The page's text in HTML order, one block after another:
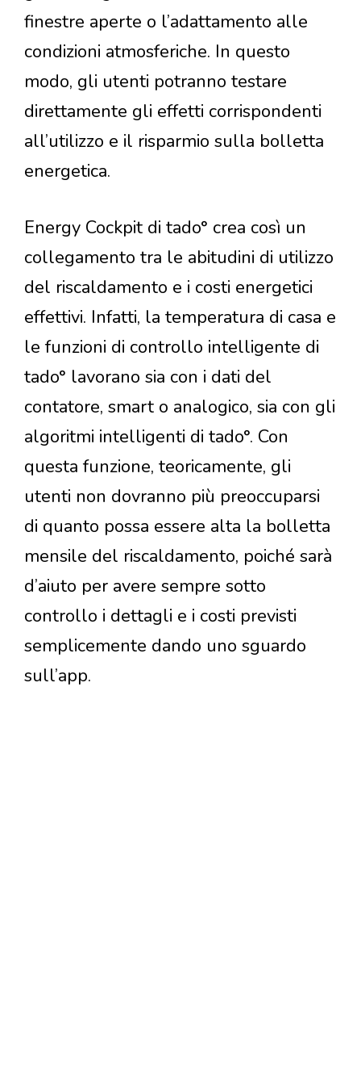
finestre aperte o l’adattamento alle
condizioni atmosferiche. In questo
modo, gli utenti potranno testare
direttamente gli effetti corrispondenti
all’utilizzo e il risparmio sulla bolletta
energetica.
Energy Cockpit di tado° crea così un
collegamento tra le abitudini di utilizzo
del riscaldamento e i costi energetici
effettivi. Infatti, la temperatura di casa e
le funzioni di controllo intelligente di
tado° lavorano sia con i dati del
contatore, smart o analogico, sia con gli
algoritmi intelligenti di tado°. Con
questa funzione, teoricamente, gli
utenti non dovranno più preoccuparsi
di quanto possa essere alta la bolletta
mensile del riscaldamento, poiché sarà
d’aiuto per avere sempre sotto
controllo i dettagli e i costi previsti
semplicemente dando uno sguardo
sull’app.